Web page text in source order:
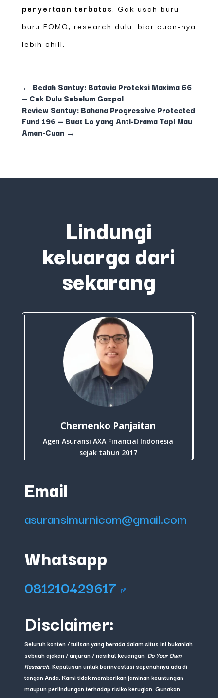
penyertaan terbatas. Gak usah buru-
buru FOMO; research dulu, biar cuan-nya
lebih chill.
← Bedah Santuy: Batavia Proteksi Maxima 66
— Cek Dulu Sebelum Gaspol
Review Santuy: Bahana Progressive Protected
Fund 196 — Buat Lo yang Anti-Drama Tapi Mau
Aman-Cuan→
Lindungi
keluarga dari
sekarang
Chernenko Panjaitan
Agen Asuransi AXA Financial Indonesia
sejak tahun 2017
Email
asuransimurnicom@gmail.com
Whatsapp
081210429617
Disclaimer:
Seluruh konten / tulisan yang berada dalam situs ini bukanlah
sebuah ajakan / anjuran / nasihat keuangan. Do Your Own
Research . Keputusan untuk berinvestasi sepenuhnya ada di
tangan Anda. Kami tidak memberikan jaminan keuntungan
maupun perlindungan terhadap risiko kerugian. Gunakan